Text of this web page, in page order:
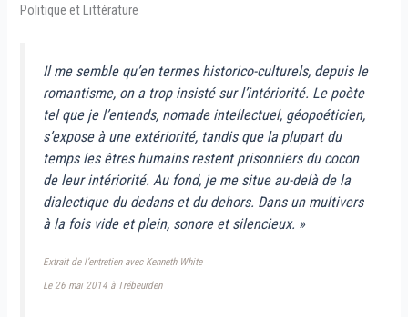
Politique et Littérature
Il me semble qu’en termes historico-culturels, depuis le
romantisme, on a trop insisté sur l’intériorité. Le poète
tel que je l’entends, nomade intellectuel, géopoéticien,
s’expose à une extériorité, tandis que la plupart du
temps les êtres humains restent prisonniers du cocon
de leur intériorité. Au fond, je me situe au-delà de la
dialectique du dedans et du dehors. Dans un multivers
à la fois vide et plein, sonore et silencieux. »
Extrait de l’entretien avec Kenneth White
Le 26 mai 2014 à Trébeurden